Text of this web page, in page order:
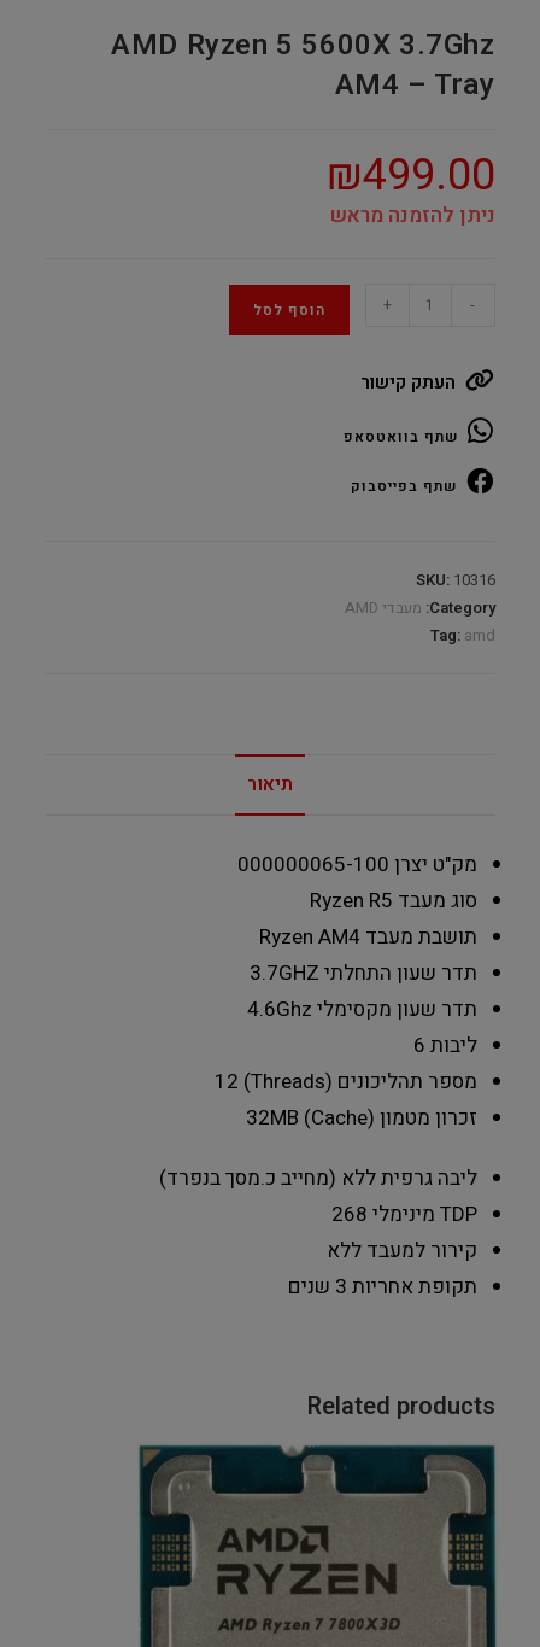
AMD Ryzen 5 5600X 3.7Ghz
AM4 – Tray
₪499.00
ניתן להזמנה מראש
5600X
3.7Ghz
AM4
–
-
+ הוסף לסל
העתק קישור
שתף בוואטסאפ
שתף בפייסבוק
SKU: 10316
Category: מעבדי AMD
Tag: amd
תיאור
מק"ט יצרן 000000065-100
סוג מעבד Ryzen R5
תושבת מעבדRyzen AM4
תדר שעון התחלתי 3.7GHZ
תדר שעון מקסימלי 4.6Ghz
ליבות 6
מספר תהליכונים (Threads)
12
זכרון מטמון (Cache)
32MB
ליבה גרפיתללא (מחייב כ.מסך בנפרד)
TDP מינימלי
268
קירור למעבדללא
תקופת אחריות 3 שנים
Related products